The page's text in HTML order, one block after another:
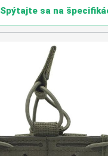
Spýtajte sa na